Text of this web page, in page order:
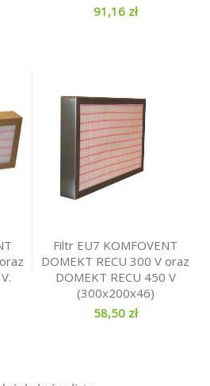
91,16 zł
Filtr EU7 KOMFOVENT
DOMEKT RECU 300 V oraz
DOMEKT RECU 450 V
(300x200x46)
58,50 zł